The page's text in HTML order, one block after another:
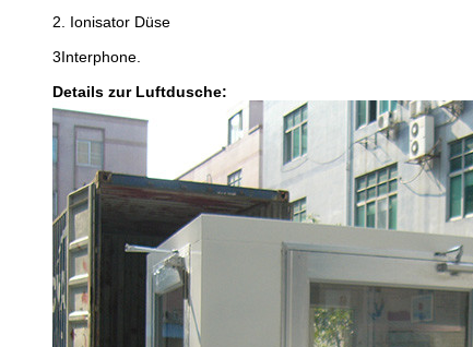
2. Ionisator Düse
3Interphone.
Details zur Luftdusche: